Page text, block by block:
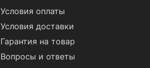
Условия оплаты
Условия доставки
Гарантия на товар
Вопросы и ответы